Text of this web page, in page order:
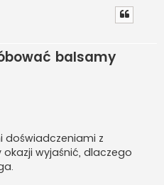
balsamy
doświadczeniami z
wyjaśnić, dlaczego